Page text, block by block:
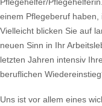
einem Pflegeberuf haben,
Vielleicht blicken Sie auf
neuen Sinn in Ihr
letzten Jahren intensiv
beruflichen
Uns ist vor allem eines